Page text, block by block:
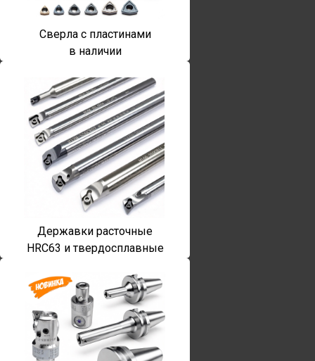
Сверла с пластинами
в наличии
Державки расточные
HRC63 и твердосплавные